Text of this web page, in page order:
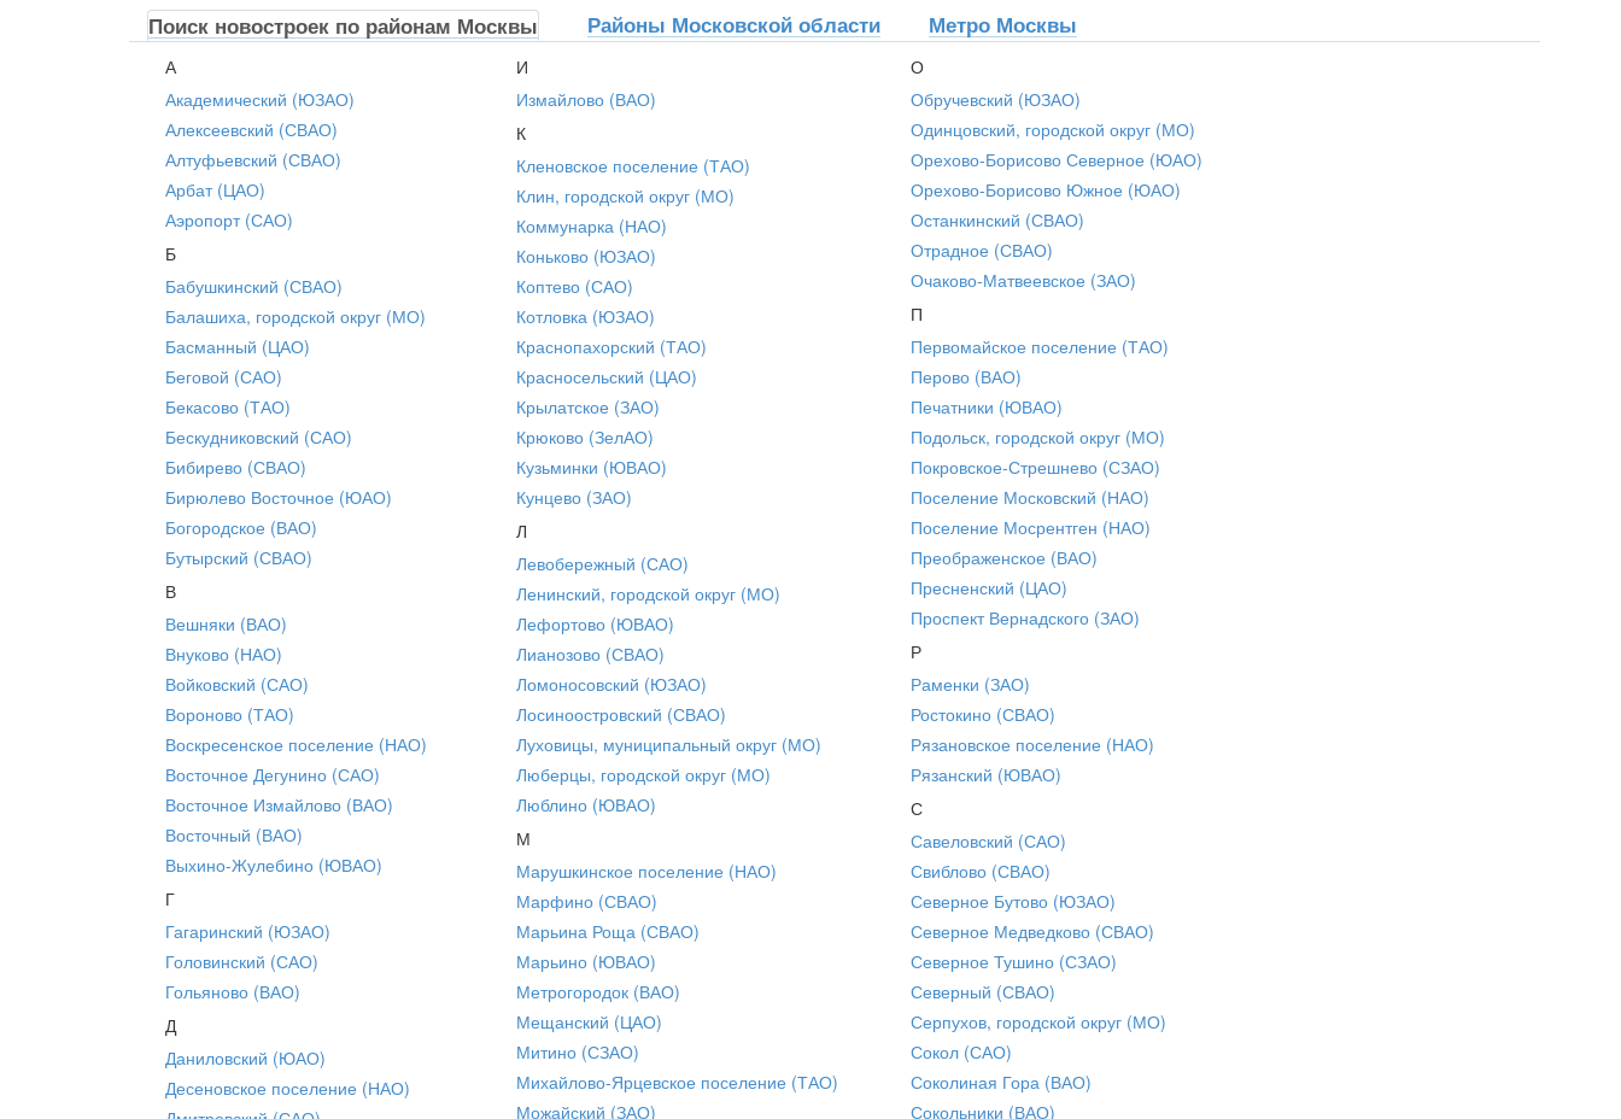
Поиск новостроек по районам Москвы Районы Московской области Метро Москвы
А
Академический (ЮЗАО)
Алексеевский (СВАО)
Алтуфьевский (СВАО)
Арбат (ЦАО)
Аэропорт (САО)
Б
Бабушкинский (СВАО)
Балашиха, городской округ (МО)
Басманный (ЦАО)
Беговой (САО)
Бекасово (ТАО)
Бескудниковский (САО)
Бибирево (СВАО)
Бирюлево Восточное (ЮАО)
Богородское (ВАО)
Бутырский (СВАО)
В
Вешняки (ВАО)
Внуково (НАО)
Войковский (САО)
Вороново (ТАО)
Воскресенское поселение (НАО)
Восточное Дегунино (САО)
Восточное Измайлово (ВАО)
Восточный (ВАО)
Выхино-Жулебино (ЮВАО)
Г
Гагаринский (ЮЗАО)
Головинский (САО)
Гольяново (ВАО)
Д
Даниловский (ЮАО)
Десеновское поселение (НАО)
И
Измайлово (ВАО)
К
Кленовское поселение (ТАО)
Клин, городской округ (МО)
Коммунарка (НАО)
Коньково (ЮЗАО)
Коптево (САО)
Котловка (ЮЗАО)
Краснопахорский (ТАО)
Красносельский (ЦАО)
Крылатское (ЗАО)
Крюково (ЗелАО)
Кузьминки (ЮВАО)
Кунцево (ЗАО)
Л
Левобережный (САО)
Ленинский, городской округ (МО)
Лефортово (ЮВАО)
Лианозово (СВАО)
Ломоносовский (ЮЗАО)
Лосиноостровский (СВАО)
Луховицы, муниципальный округ (МО)
Люберцы, городской округ (МО)
Люблино (ЮВАО)
М
Марушкинское поселение (НАО)
Марфино (СВАО)
Марьина Роща (СВАО)
Марьино (ЮВАО)
Метрогородок (ВАО)
Мещанский (ЦАО)
Митино (СЗАО)
Михайлово-Ярцевское поселение (ТАО)
Можайский (ЗАО)
О
Обручевский (ЮЗАО)
Одинцовский, городской округ (МО)
Орехово-Борисово Северное (ЮАО)
Орехово-Борисово Южное (ЮАО)
Останкинский (СВАО)
Отрадное (СВАО)
Очаково-Матвеевское (ЗАО)
П
Первомайское поселение (ТАО)
Перово (ВАО)
Печатники (ЮВАО)
Подольск, городской округ (МО)
Покровское-Стрешнево (СЗАО)
Поселение Московский (НАО)
Поселение Мосрентген (НАО)
Преображенское (ВАО)
Пресненский (ЦАО)
Проспект Вернадского (ЗАО)
Р
Раменки (ЗАО)
Ростокино (СВАО)
Рязановское поселение (НАО)
Рязанский (ЮВАО)
С
Савеловский (САО)
Свиблово (СВАО)
Северное Бутово (ЮЗАО)
Северное Медведково (СВАО)
Северное Тушино (СЗАО)
Северный (СВАО)
Серпухов, городской округ (МО)
Сокол (САО)
Соколиная Гора (ВАО)
Сокольники (ВАО)